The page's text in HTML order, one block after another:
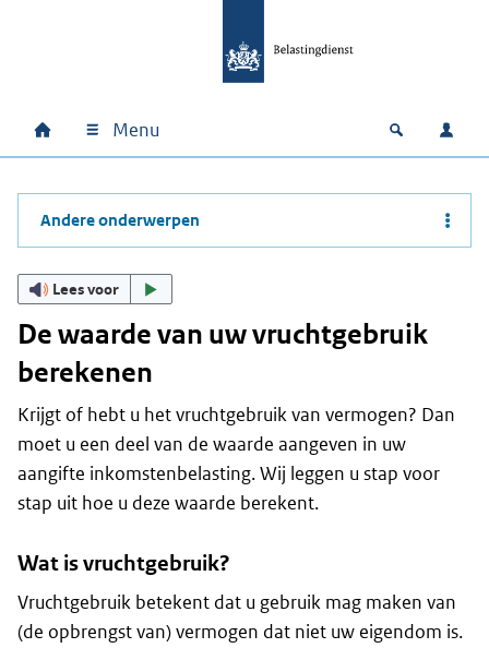
Hoofdnavigatie
Home Menu Open
Andere onderwerpen
Lees voor
De waarde van uw vruchtgebruik
berekenen
Krijgt of hebt u het vruchtgebruik van vermogen? Dan
moet u een deel van de waarde aangeven in uw
aangifte inkomstenbelasting. Wij leggen u stap voor
stap uit hoe u deze waarde berekent.
Wat is vruchtgebruik?
Vruchtgebruik betekent dat u gebruik mag maken van
(de opbrengst van) vermogen dat niet uw eigendom is.